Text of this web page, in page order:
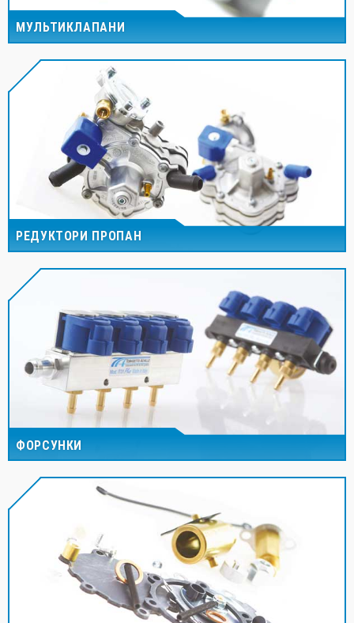
МУЛЬТИКЛАПАНИ
РЕДУКТОРИ ПРОПАН
ФОРСУНКИ